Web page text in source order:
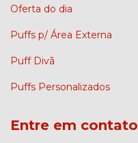
Oferta do dia
Puffs p/ Área Externa
Puff Divã
Puffs Personalizados
Entre em contato